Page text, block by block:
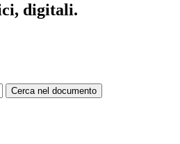
digitali.
Cerca nel documento